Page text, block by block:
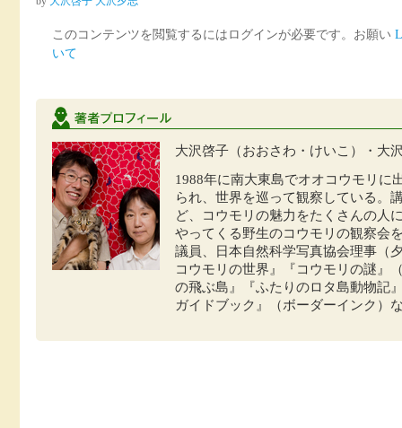
このコンテンツを閲覧するにはログインが必要です。お願い
いて
大沢啓子（おおさわ・けいこ）・大
1988年に南大東島でオオコウモリに
られ、世界を巡って観察している。
ど、コウモリの魅力をたくさんの人
やってくる野生のコウモリの観察会
議員、日本自然科学写真協会理事（
コウモリの世界』『コウモリの謎』
の飛ぶ島』『ふたりのロタ島動物記
ガイドブック』（ボーダーインク）